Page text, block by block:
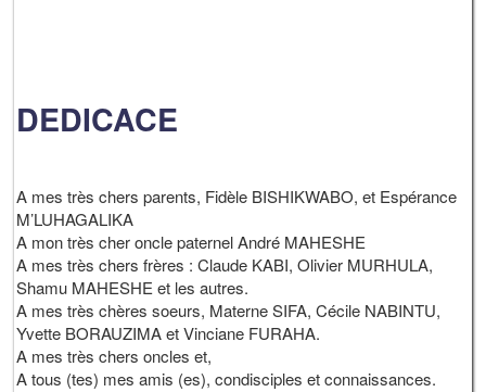
DEDICACE
A mes très chers parents, Fidèle BISHIKWABO, et Espérance
M’LUHAGALIKA
A mon très cher oncle paternel André MAHESHE
A mes très chers frères : Claude KABI, Olivier MURHULA,
Shamu MAHESHE et les autres.
A mes très chères soeurs, Materne SIFA, Cécile NABINTU,
Yvette BORAUZIMA et Vinciane FURAHA.
A mes très chers oncles et,
A tous (tes) mes amis (es), condisciples et connaissances.